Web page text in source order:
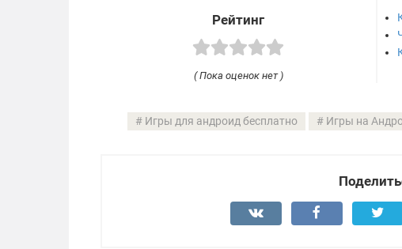
Рейтинг
( Пока оценок нет )
Игры для андроид бесплатно Игры на